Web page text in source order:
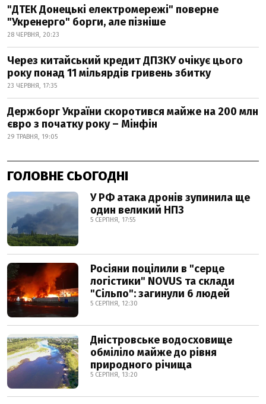
"ДТЕК Донецькі електромережі" поверне
"Укренерго" борги, але пізніше
28 ЧЕРВНЯ, 20:23
Через китайський кредит ДПЗКУ очікує цього
року понад 11 мільярдів гривень збитку
23 ЧЕРВНЯ, 17:35
Держборг України скоротився майже на 200 млн
євро з початку року – Мінфін
29 ТРАВНЯ, 19:05
ГОЛОВНЕ СЬОГОДНІ
У РФ атака дронів зупинила ще
один великий НПЗ
5 СЕРПНЯ, 17:55
Росіяни поцілили в "серце
логістики" NOVUS та склади
"Сільпо": загинули 6 людей
5 СЕРПНЯ, 12:30
Дністровське водосховище
обміліло майже до рівня
природного річища
5 СЕРПНЯ, 13:20